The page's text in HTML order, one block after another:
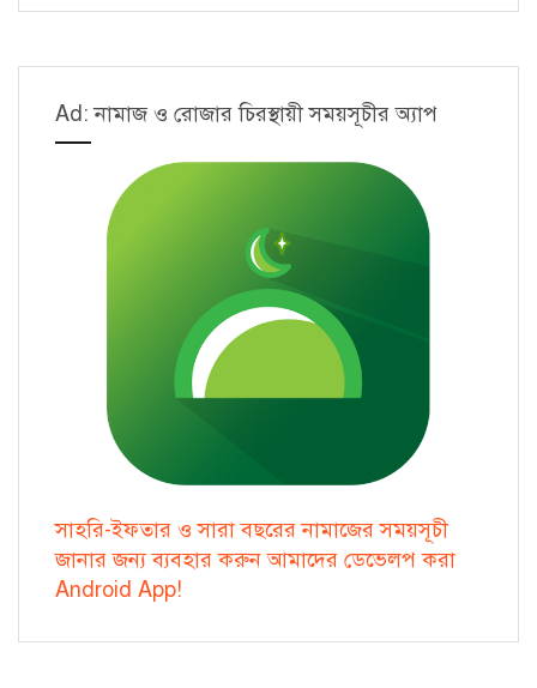
Ad: নামাজ ও রোজার চিরস্থায়ী সময়সূচীর অ্যাপ
সাহরি-ইফতার ও সারা বছরের নামাজের সময়সূচী
জানার জন্য ব্যবহার করুন আমাদের ডেভেলপ করা
Android App!